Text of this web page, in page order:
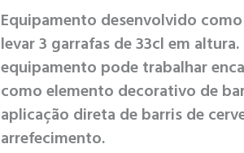
Equipamento desenvolvido
levar 3 garrafas de 33cl em
equipamento pode trabalhar
como elemento decorativo de
aplicação direta de barris de
arrefecimento.